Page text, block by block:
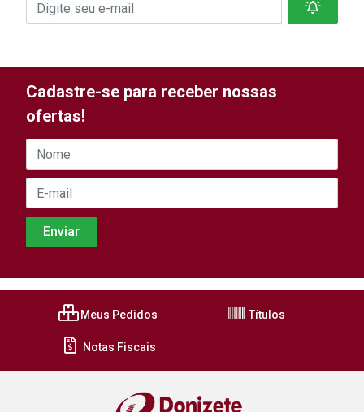
Cadastre-se para receber nossas
ofertas!
Meus Pedidos Títulos
Notas Fiscais